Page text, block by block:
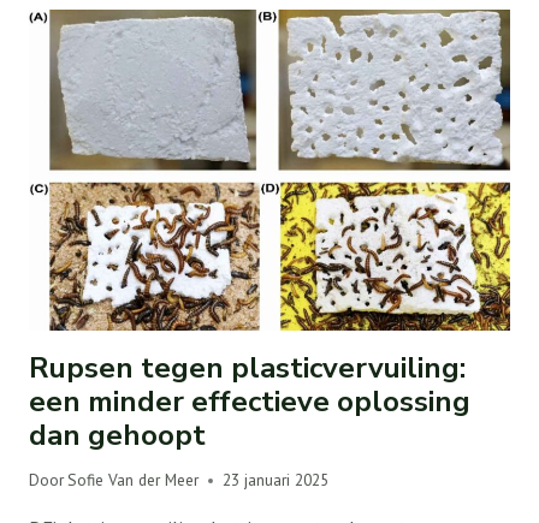
Rupsen tegen plasticvervuiling:
een minder effectieve oplossing
dan gehoopt
DoorSofie Van der Meer 23 januari 2025